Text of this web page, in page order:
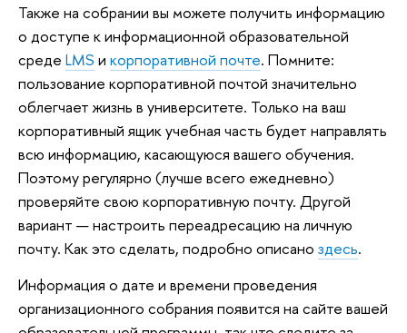
Также на собрании вы можете получить информацию
о доступе к информационной образовательной
среде LMS и корпоративной почте. Помните:
пользование корпоративной почтой значительно
облегчает жизнь в университете. Только на ваш
корпоративный ящик учебная часть будет направлять
всю информацию, касающуюся вашего обучения.
Поэтому регулярно (лучше всего ежедневно)
проверяйте свою корпоративную почту. Другой
вариант — настроить переадресацию на личную
почту. Как это сделать, подробно описано здесь.
Информация о дате и времени проведения
организационного собрания появится на сайте вашей